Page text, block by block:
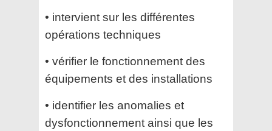
•⁠ ⁠intervient sur les différentes
opérations techniques
•⁠ ⁠vérifier le fonctionnement des
équipements et des installations
•⁠ ⁠identifier les anomalies et
dysfonctionnement ainsi que les